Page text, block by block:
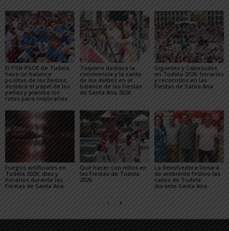
El PSN-PSOE de Tudela
hace un balance
positivo de las fiestas,
destaca el papel de las
peñas y plantea los
retos para mejorarlas
Toquero destaca la
convivencia y la caída
de los delitos en el
balance de las Fiestas
de Santa Ana 2026
Gigantes y Cabezudos
en Tudela 2026: horarios
y recorridos en las
Fiestas de Santa Ana
Fuegos artificiales en
Tudela 2026: días y
horarios durante las
Fiestas de Santa Ana
Qué hacer con niños en
las Fiestas de Tudela
2026
La Revolvedera llenará
de ambiente festivo las
calles de Tudela
durante Santa Ana